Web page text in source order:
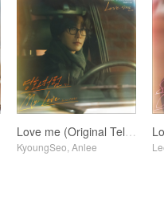
Love me (Original Television Soundtrack) Pt. 3
KyoungSeo, Anlee